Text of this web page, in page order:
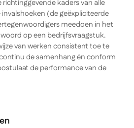
kaders van alle
(de geëxpliciteerde
meedoen in het
op een bedrijfsvraagstuk.
van werken consistent toe te
de samenhang én conform
de performance van de